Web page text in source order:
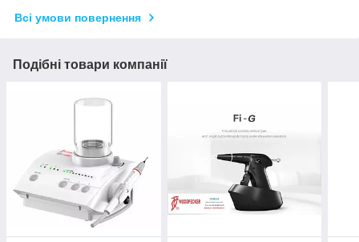
Всі умови повернення
Подібні товари компанії